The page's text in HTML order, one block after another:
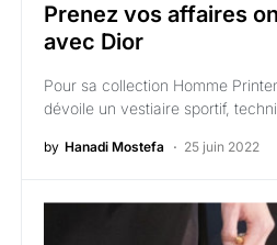
Prenez vos affaires
avec Dior
Pour sa collection Homme
dévoile un vestiaire sportif,
by Hanadi Mostefa 25 juin 2022